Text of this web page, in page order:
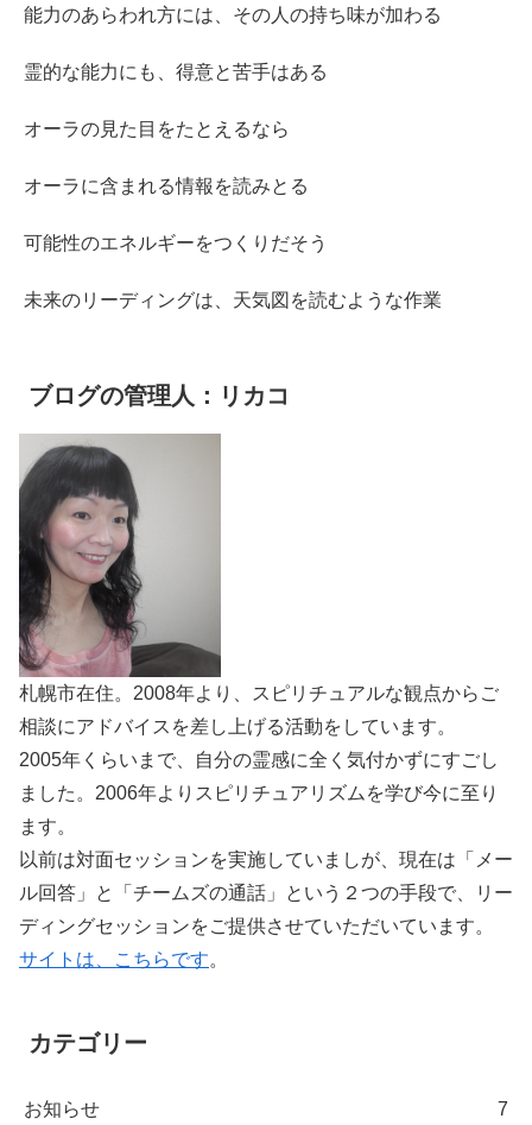
能力のあらわれ方には、その人の持ち味が加わる
霊的な能力にも、得意と苦手はある
オーラの見た目をたとえるなら
オーラに含まれる情報を読みとる
可能性のエネルギーをつくりだそう
未来のリーディングは、天気図を読むような作業
ブログの管理人：リカコ
札幌市在住。2008年より、スピリチュアルな観点からご
相談にアドバイスを差し上げる活動をしています。
2005年くらいまで、自分の霊感に全く気付かずにすごし
ました。2006年よりスピリチュアリズムを学び今に至り
ます。
以前は対面セッションを実施していましが、現在は「メー
ル回答」と「チームズの通話」という２つの手段で、リー
ディングセッションをご提供させていただいています。
サイトは、こちらです。
カテゴリー
お知らせ 7